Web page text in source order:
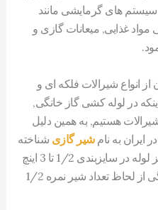
های گرمایشی مانند
غذایی, میعانات گازی و
انواع شیرالات فلکه ای و
در لوله کشی گاز خانگی,
هستیم, به همین دلیل
شیر گازی شناخته
میشوند. شیرالات گاز بسته به سایز لوله در سایزبندی 1/2 تا 3 اینچ
تولید شده و بیشترین مصرف خانگی از لحاظ تعداد شیر نمره 1/2